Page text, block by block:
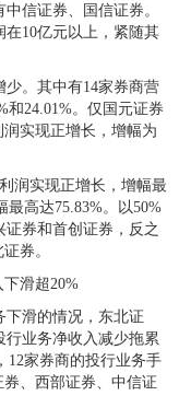
信证券、国信证券。
10亿元以上，紧随其
。其中有14家券商营
和24.01%。仅国元证券
实现正增长，增幅为
润实现正增长，增幅最
最高达75.83%。以50%
券和首创证券，反之
券。
滑超20%
下滑的情况，东北证
行业务净收入减少拖累
12家券商的投行业务手
、西部证券、中信证